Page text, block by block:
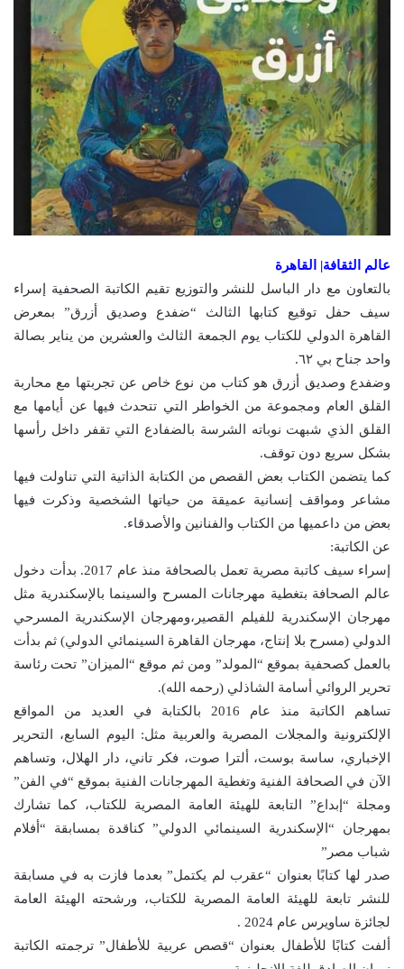
عالم الثقافة| القاهرة
بالتعاون مع دار الباسل للنشر والتوزيع تقيم الكاتبة الصحفية إسراء
سيف حفل توقيع كتابها الثالث “ضفدع وصديق أزرق” بمعرض
القاهرة الدولي للكتاب يوم الجمعة الثالث والعشرين من يناير بصالة
واحد جناح بي ٦٢.
وضفدع وصديق أزرق هو كتاب من نوع خاص عن تجربتها مع محاربة
القلق العام ومجموعة من الخواطر التي تتحدث فيها عن أيامها مع
القلق الذي شبهت نوباته الشرسة بالضفادع التي تقفر داخل رأسها
بشكل سريع دون توقف.
كما يتضمن الكتاب بعض القصص من الكتابة الذاتية التي تناولت فيها
مشاعر ومواقف إنسانية عميقة من حياتها الشخصية وذكرت فيها
بعض من داعميها من الكتاب والفنانين والأصدقاء.
عن الكاتبة:
إسراء سيف كاتبة مصرية تعمل بالصحافة منذ عام 2017. بدأت دخول
عالم الصحافة بتغطية مهرجانات المسرح والسينما بالإسكندرية مثل
مهرجان الإسكندرية للفيلم القصير،ومهرجان الإسكندرية المسرحي
الدولي (مسرح بلا إنتاج، مهرجان القاهرة السينمائي الدولي) ثم بدأت
بالعمل كصحفية بموقع “المولد” ومن ثم موقع “الميزان” تحت رئاسة
تحرير الروائي أسامة الشاذلي (رحمه الله).
تساهم الكاتبة منذ عام 2016 بالكتابة في العديد من المواقع
الإلكترونية والمجلات المصرية والعربية مثل: اليوم السابع، التحرير
الإخباري، ساسة بوست، ألترا صوت، فكر تاني، دار الهلال، وتساهم
الآن في الصحافة الفنية وتغطية المهرجانات الفنية بموقع “في الفن”
ومجلة “إبداع” التابعة للهيئة العامة المصرية للكتاب، كما تشارك
بمهرجان “الإسكندرية السينمائي الدولي” كناقدة بمسابقة “أفلام
شباب مصر”
صدر لها كتابًا بعنوان “عقرب لم يكتمل” بعدما فازت به في مسابقة
للنشر تابعة للهيئة العامة المصرية للكتاب، ورشحته الهيئة العامة
لجائزة ساويرس عام 2024 .
ألفت كتابًا للأطفال بعنوان “قصص عربية للأطفال” ترجمته الكاتبة